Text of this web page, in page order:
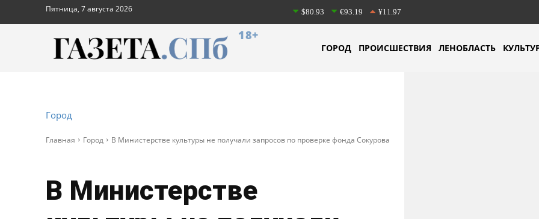
Пятница, 7 августа 2026 $80.93 €93.19 ¥11.97
18+
ГОРОД ПРОИСШЕСТВИЯ ЛЕНОБЛАСТЬ
Город
Главная Город В Министерстве культуры не получали запросов по проверке фонда Сокурова
В Министерстве